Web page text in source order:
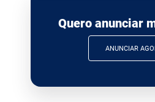
Quero anunciar
ANUNCIAR